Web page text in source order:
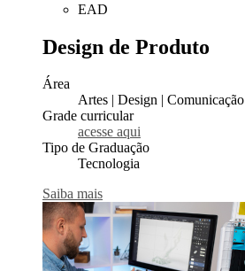
EAD
Design de Produto
Área
Artes | Design | Comunicação
Grade curricular
acesse aqui
Tipo de Graduação
Tecnologia
Saiba mais